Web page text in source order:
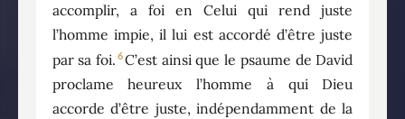
accomplir, a foi en Celui qui rend juste
l’homme impie, il lui est accordé d’être juste
par sa foi. 6C’est ainsi que le psaume de David
proclame heureux l’homme à qui Dieu
accorde d’être juste, indépendamment de la